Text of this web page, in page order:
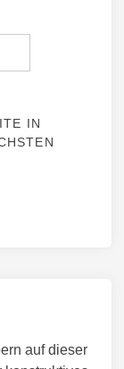
IN
auf dieser